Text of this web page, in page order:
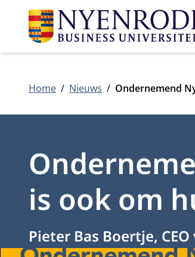
Home Nieuws Ondernemend
is ook om
Pieter Bas Boertje,